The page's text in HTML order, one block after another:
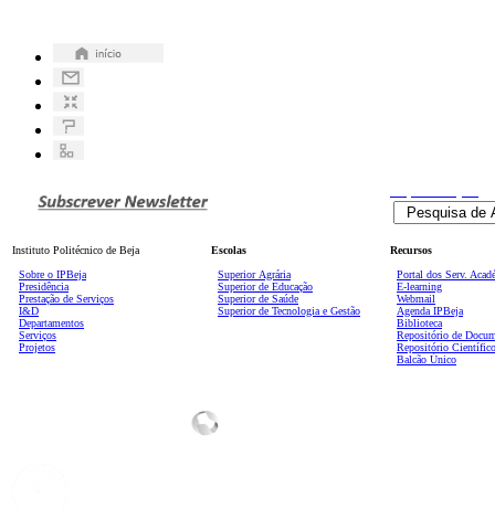
Instituto Politécnico de Beja
Sobre o IPBeja
Presidência
Prestação de Serviços
I&D
Departamentos
Serviços
Projetos
Escolas
Superior Agrária
Superior de Educação
Superior de Saúde
Superior de Tecnologia e Gestão
Recursos
Portal dos Serv.
E-learning
Webmail
Agenda IPBeja
Biblioteca
Repositório de
Repositório Científico
Balcão Único